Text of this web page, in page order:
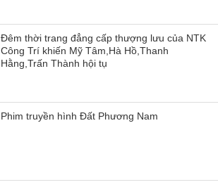
Đêm thời trang đẳng cấp thượng lưu của NTK
Công Trí khiến Mỹ Tâm,Hà Hồ,Thanh
Hằng,Trấn Thành hội tụ
Phim truyền hình Đất Phương Nam